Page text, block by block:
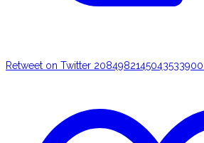
Retweet on Twitter 2084982145043533900